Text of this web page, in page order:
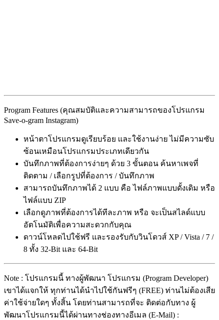
Program Features (คุณสมบัติและความสามารถของโปรแกรม
Save-o-gram Instagram)
หน้าตาโปรแกรมดูเรียบร้อย และใช้งานง่าย ไม่มีความซับ
ซ้อนเหมือนโปรแกรมประเภทเดียวกัน
บันทึกภาพที่ต้องการง่ายๆ ด้วย 3 ขั้นตอน ค้นหาเพจที่
ติดตาม / เลือกรูปที่ต้องการ / บันทึกภาพ
สามารถบันทึกภาพได้ 2 แบบ คือ ไฟล์ภาพแบบดั้งเดิม หรือ
ไฟล์แบบ ZIP
เลือกดูภาพที่ต้องการได้ทีละภาพ หรือ จะเป็นสไลด์แบบ
อัตโนมัติเพื่อความสะดวกกับคุณ
ดาวน์โหลดไปใช้ฟรี และรองรับกับวินโดวส์ XP / Vista / 7 /
8 ทั้ง 32-Bit และ 64-Bit
Note : โปรแกรมนี้ ทางผู้พัฒนา โปรแกรม (Program Developer)
เขาได้แจกให้ ทุกท่านได้นำไปใช้กันฟรีๆ (FREE) ท่านไม่ต้องเสีย
ค่าใช้จ่ายใดๆ ทั้งสิ้น โดยท่านสามารถที่จะ ติดต่อกับทาง ผู้
พัฒนาโปรแกรมนี้ได้ผ่านทางช่องทางอีเมล (E-Mail) :